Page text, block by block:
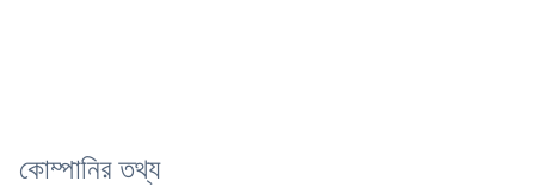
কোম্পানির তথ্য